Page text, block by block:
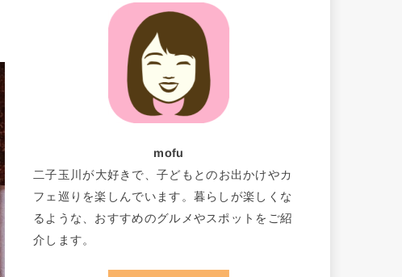
mofu
二子玉川が大好きで、子どもとのお出かけやカ
フェ巡りを楽しんでいます。暮らしが楽しくな
るような、おすすめのグルメやスポットをご紹
介します。